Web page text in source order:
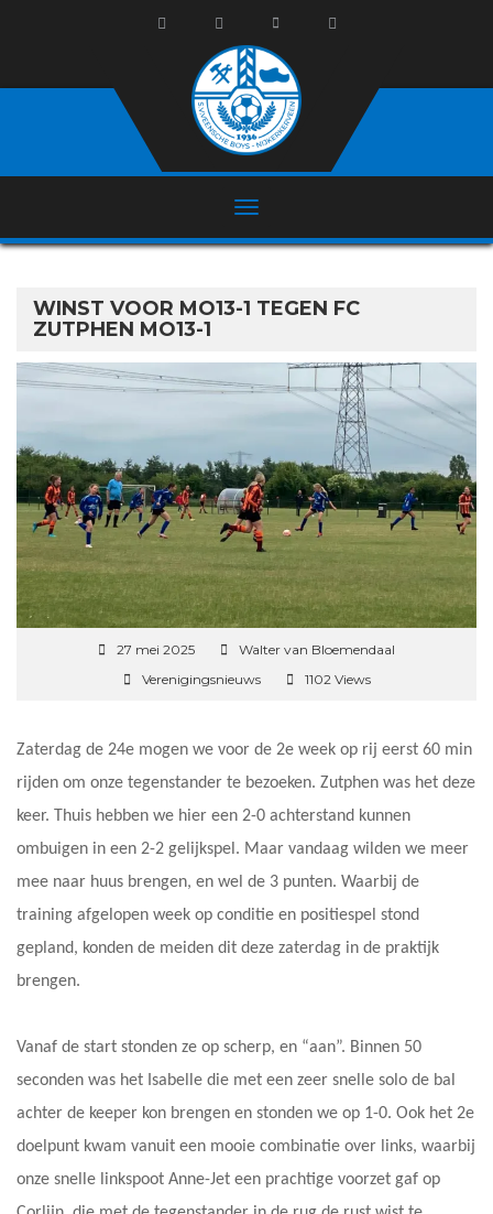
WINST VOOR MO13-1 TEGEN FC
ZUTPHEN MO13-1
27 mei 2025
Walter van Bloemendaal
Verenigingsnieuws
1102 Views
Zaterdag de 24e mogen we voor de 2e week op rij eerst 60 min
rijden om onze tegenstander te bezoeken. Zutphen was het deze
keer. Thuis hebben we hier een 2-0 achterstand kunnen
ombuigen in een 2-2 gelijkspel. Maar vandaag wilden we meer
mee naar huus brengen, en wel de 3 punten. Waarbij de
training afgelopen week op conditie en positiespel stond
gepland, konden de meiden dit deze zaterdag in de praktijk
brengen.
Vanaf de start stonden ze op scherp, en “aan”. Binnen 50
seconden was het Isabelle die met een zeer snelle solo de bal
achter de keeper kon brengen en stonden we op 1-0. Ook het 2e
doelpunt kwam vanuit een mooie combinatie over links, waarbij
onze snelle linkspoot Anne-Jet een prachtige voorzet gaf op